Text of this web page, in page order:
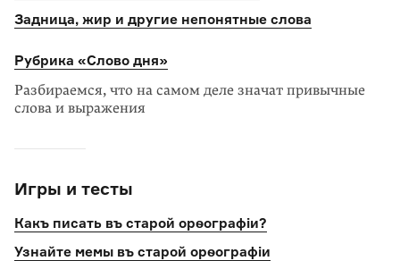
Задница, жир и другие непонятные слова
Рубрика «Слово дня»
Разбираемся, что на самом деле значат привычные
слова и выражения
Игры и тесты
Какъ писать въ старой орѳографіи?
Узнайте мемы въ старой орѳографіи